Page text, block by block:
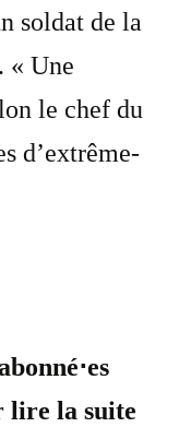
soldat de la
« Une
le chef du
d’extrême-
lire la suite